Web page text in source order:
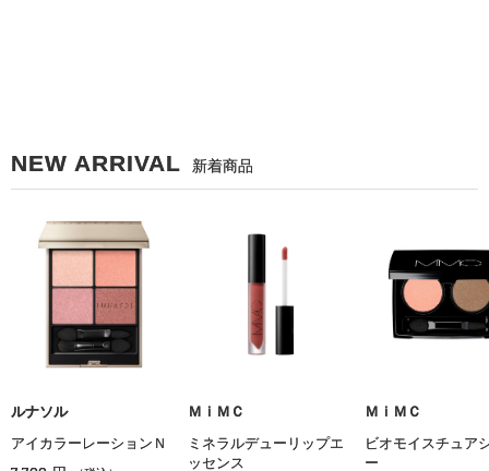
NEW ARRIVAL 新着商品
ルナソル
アイカラーレーションＮ
ＭｉＭＣ
ミネラルデューリップエ
ッセンス
ＭｉＭＣ
ビオモイスチュア
ー